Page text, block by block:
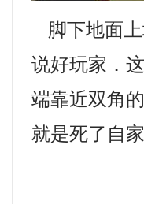
脚下地面上
说好玩家．
端靠近双角
就是死了自